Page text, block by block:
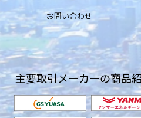
お問い合わせ
主要取引メーカーの商品